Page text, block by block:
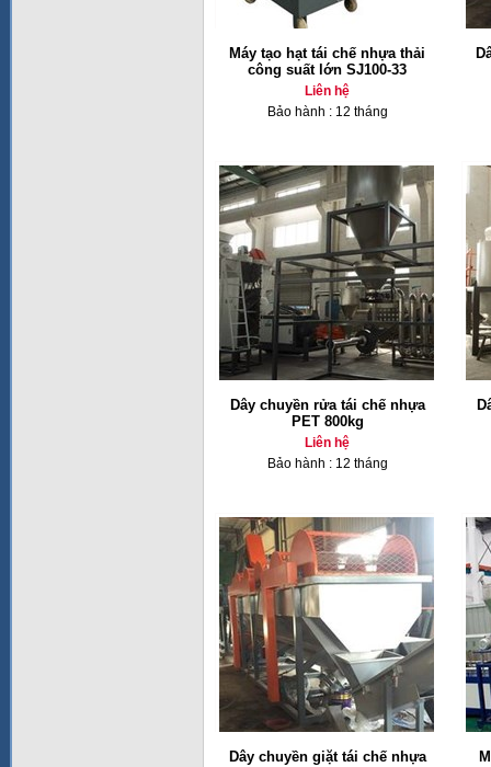
Máy tạo hạt tái chế nhựa thải
công suất lớn SJ100-33
Liên hệ
Bảo hành : 12 tháng
Dây chuyền rửa tái chế nhựa
PET 800kg
Liên hệ
Bảo hành : 12 tháng
Dây chuyền giặt tái chế nhựa